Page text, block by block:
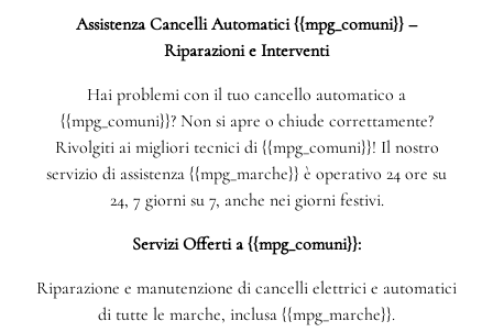
Assistenza Cancelli Automatici {{mpg_comuni}} –
Riparazioni e Interventi
Hai problemi con il tuo cancello automatico a
{{mpg_comuni}}? Non si apre o chiude correttamente?
Rivolgiti ai migliori tecnici di {{mpg_comuni}}! Il nostro
servizio di assistenza {{mpg_marche}} è operativo 24 ore su
24, 7 giorni su 7, anche nei giorni festivi.
Servizi Offerti a {{mpg_comuni}}:
Riparazione e manutenzione di cancelli elettrici e automatici
di tutte le marche, inclusa {{mpg_marche}}.